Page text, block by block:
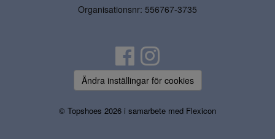
Organisationsnr: 556767-3735
Ändra inställingar för cookies
© Topshoes 2026 i samarbete med Flexicon